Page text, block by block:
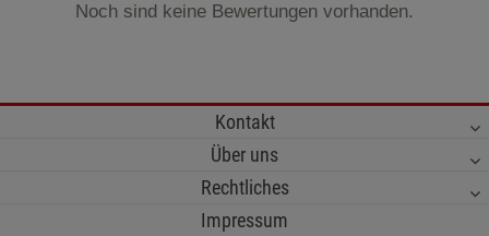
Noch sind keine Bewertungen vorhanden.
Kontakt
Über uns
Rechtliches
Impressum